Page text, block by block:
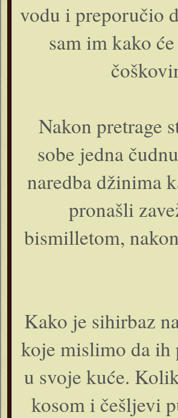
vodu i preporučio
sam im kako
Nakon pretrage
sobe jedna
naredba džinima
pronašli
bismilletom,
Kako je sihirbaz
koje mislimo da ih
u svoje kuće.
kosom i češljevi